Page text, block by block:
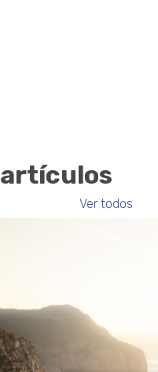
artículos
Ver todos